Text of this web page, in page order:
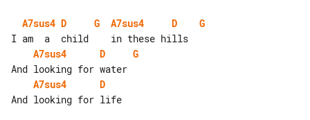
A7sus4 D G A7sus4 D
G
A7sus4
D
G
A7sus4
D
And looking for life